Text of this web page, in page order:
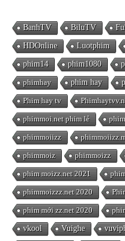
BanhTV BiluTV
HDOnline Luotphim
phim14 phim1080
phimhay phim hay
Phim hay tv
phimmoi.net phim lẻ
phimmoiizz
phimmoiz phimmoizz
phim moizz.net 2021
phimmoizzz.net 2020
phim mới zz.net 2020
vkool Vuighe